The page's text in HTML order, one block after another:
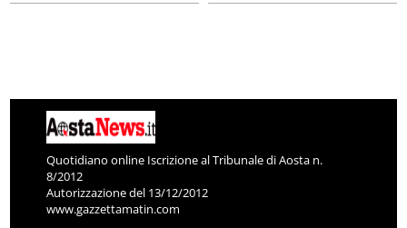
Quotidiano online Iscrizione al Tribunale di Aosta n.
8/2012
Autorizzazione del 13/12/2012
www.gazzettamatin.com